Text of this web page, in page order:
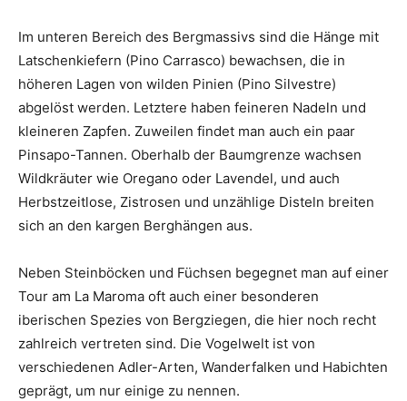
Im unteren Bereich des Bergmassivs sind die Hänge mit
Latschenkiefern (Pino Carrasco) bewachsen, die in
höheren Lagen von wilden Pinien (Pino Silvestre)
abgelöst werden. Letztere haben feineren Nadeln und
kleineren Zapfen. Zuweilen findet man auch ein paar
Pinsapo-Tannen. Oberhalb der Baumgrenze wachsen
Wildkräuter wie Oregano oder Lavendel, und auch
Herbstzeitlose, Zistrosen und unzählige Disteln breiten
sich an den kargen Berghängen aus.
Neben Steinböcken und Füchsen begegnet man auf einer
Tour am La Maroma oft auch einer besonderen
iberischen Spezies von Bergziegen, die hier noch recht
zahlreich vertreten sind. Die Vogelwelt ist von
verschiedenen Adler-Arten, Wanderfalken und Habichten
geprägt, um nur einige zu nennen.